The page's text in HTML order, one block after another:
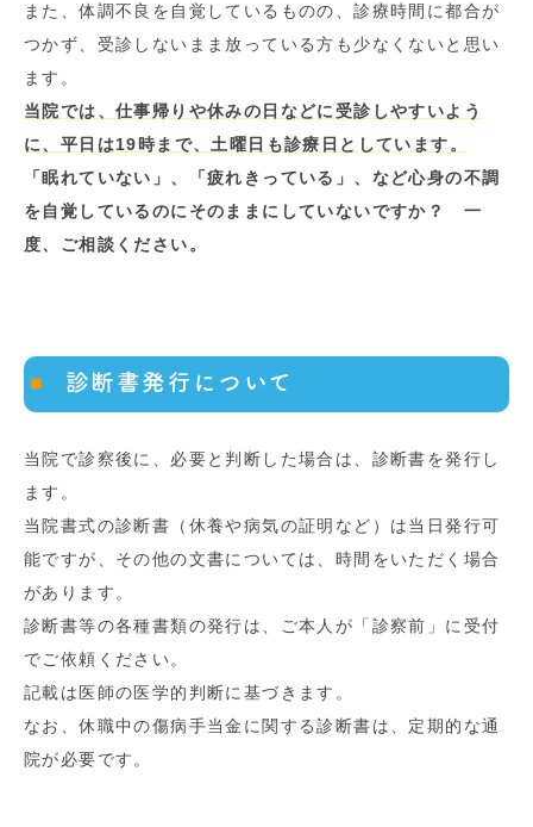
また、体調不良を自覚しているものの、診療時間に都合が
つかず、受診しないまま放っている方も少なくないと思い
ます。
当院では、仕事帰りや休みの日などに受診しやすいよう
に、平日は19時まで、土曜日も診療日としています。
「眠れていない」、「疲れきっている」、など心身の不調
を自覚しているのにそのままにしていないですか？ 一
度、ご相談ください。
診断書発行について
当院で診察後に、必要と判断した場合は、診断書を発行し
ます。
当院書式の診断書（休養や病気の証明など）は当日発行可
能ですが、その他の文書については、時間をいただく場合
があります。
診断書等の各種書類の発行は、ご本人が「診察前」に受付
でご依頼ください。
記載は医師の医学的判断に基づきます。
なお、休職中の傷病手当金に関する診断書は、定期的な通
院が必要です。